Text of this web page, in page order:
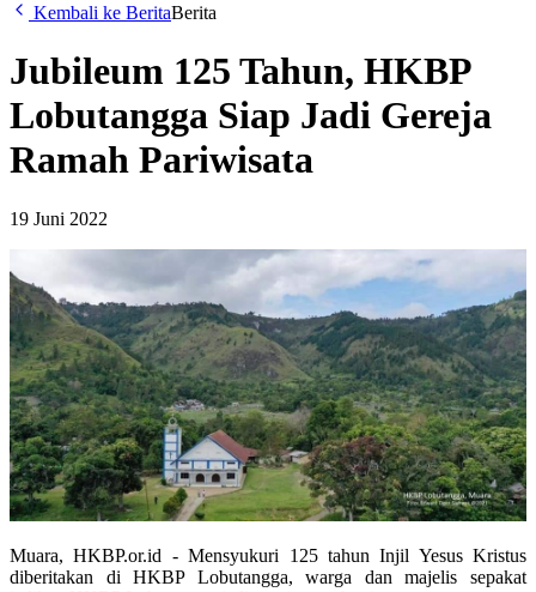
Kembali ke BeritaBerita
Jubileum 125 Tahun, HKBP
Lobutangga Siap Jadi Gereja
Ramah Pariwisata
19 Juni 2022
Muara, HKBP.or.id - Mensyukuri 125 tahun Injil Yesus Kristus
diberitakan di HKBP Lobutangga, warga dan majelis sepakat